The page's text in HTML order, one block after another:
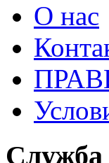
О нас
Служба